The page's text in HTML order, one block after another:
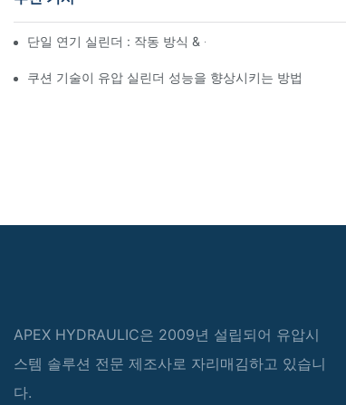
단일 연기 실린더 : 작동 방식 & 공통 응용 프로그램
쿠션 기술이 유압 실린더 성능을 향상시키는 방법
APEX HYDRAULIC은 2009년 설립되어 유압시
스템 솔루션 전문 제조사로 자리매김하고 있습니
다.